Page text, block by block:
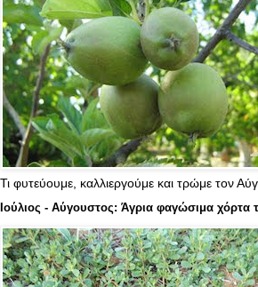
Τι φυτεύουμε, καλλιεργούμε και τρώμε τον
Ιούλιος - Αύγουστος: Άγρια φαγώσιμα χόρτα